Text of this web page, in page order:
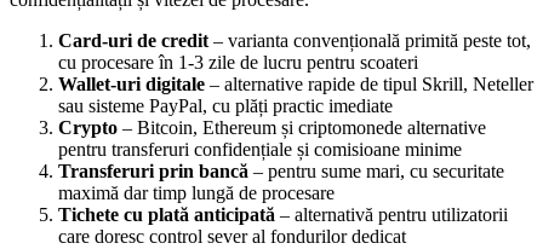
Card-uri de credit – varianta convențională primită peste tot,
cu procesare în 1-3 zile de lucru pentru scoateri
Wallet-uri digitale – alternative rapide de tipul Skrill, Neteller
sau sisteme PayPal, cu plăți practic imediate
Crypto – Bitcoin, Ethereum și criptomonede alternative
pentru transferuri confidențiale și comisioane minime
Transferuri prin bancă – pentru sume mari, cu securitate
maximă dar timp lungă de procesare
Tichete cu plată anticipată – alternativă pentru utilizatorii
care doresc control sever al fondurilor dedicat